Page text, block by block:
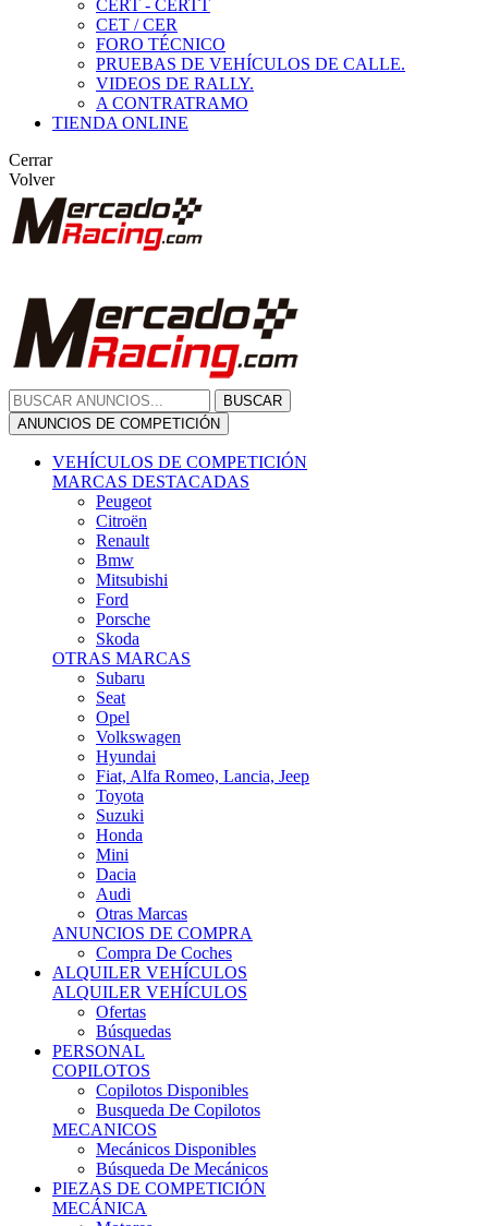
CERT - CERTT
CET / CER
FORO TÉCNICO
PRUEBAS DE VEHÍCULOS DE CALLE.
VIDEOS DE RALLY.
A CONTRATRAMO
TIENDA ONLINE
Cerrar
Volver
BUSCAR
ANUNCIOS DE COMPETICIÓN
VEHÍCULOS DE COMPETICIÓN
MARCAS DESTACADAS
Peugeot
Citroën
Renault
Bmw
Mitsubishi
Ford
Porsche
Skoda
OTRAS MARCAS
Subaru
Seat
Opel
Volkswagen
Hyundai
Fiat, Alfa Romeo, Lancia, Jeep
Toyota
Suzuki
Honda
Mini
Dacia
Audi
Otras Marcas
ANUNCIOS DE COMPRA
Compra De Coches
ALQUILER VEHÍCULOS
ALQUILER VEHÍCULOS
Ofertas
Búsquedas
PERSONAL
COPILOTOS
Copilotos Disponibles
Busqueda De Copilotos
MECANICOS
Mecánicos Disponibles
Búsqueda De Mecánicos
PIEZAS DE COMPETICIÓN
MECÁNICA
Motores
Refrigeración